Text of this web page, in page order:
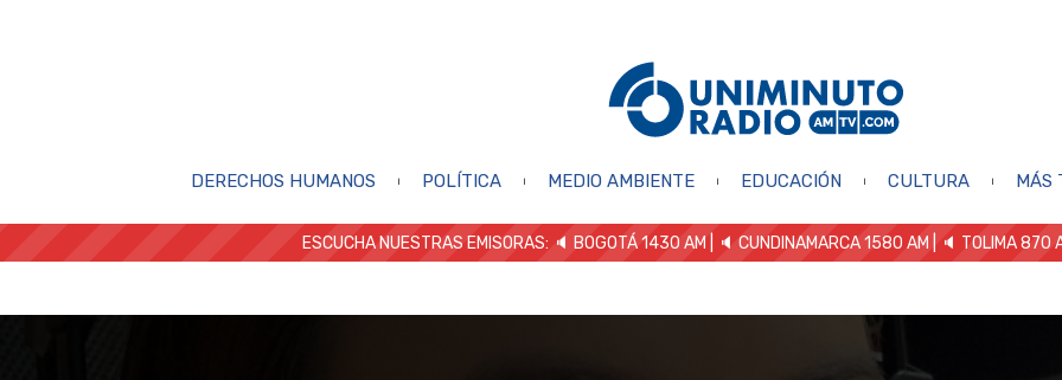
DERECHOS HUMANOS POLÍTICA MEDIO AMBIENTE EDUCACIÓN CULTURA MÁS
ESCUCHA NUESTRAS EMISORAS: 🔈 BOGOTÁ 1430 AM | 🔈 CUNDINAMARCA 1580 AM | 🔈 TOLIMA 870